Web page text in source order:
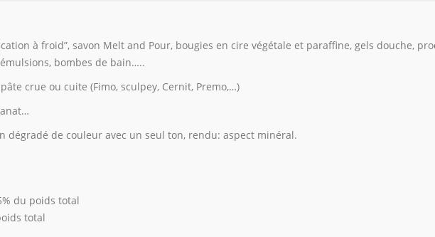
à froid”, savon Melt and Pour, bougies en cire végétale et paraffine, gels douche,
bombes de bain…..
crue ou cuite (Fimo, sculpey, Cernit, Premo,…)
dégradé de couleur avec un seul ton, rendu: aspect minéral.
du poids total
total